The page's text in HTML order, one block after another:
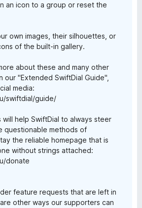
an icon to a group or reset the
own images, their silhouettes, or
of the built-in gallery.
about these and many other
our "Extended SwiftDial Guide",
media:
swiftdial/guide/
help SwiftDial to always steer
questionable methods of
the reliable homepage that is
without strings attached:
donate
feature requests that are left in
other ways our supporters can